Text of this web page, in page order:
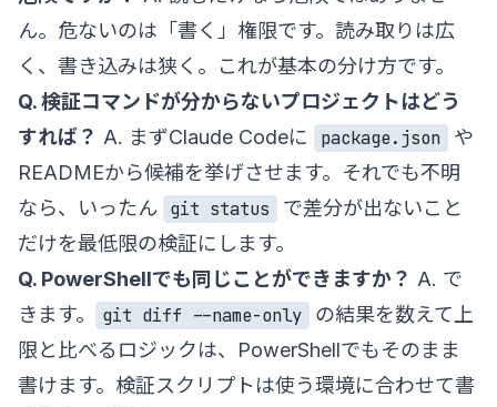
ん。危ないのは「書く」権限です。読み取りは広
く、書き込みは狭く。これが基本の分け方です。
Q. 検証コマンドが分からないプロジェクトはどう
すれば？ A. まずClaude Codeに package.json
や
READMEから候補を挙げさせます。それでも不明
なら、いったん git status
で差分が出ないこと
だけを最低限の検証にします。
Q. PowerShellでも同じことができますか？ A. で
きます。
git diff --name-only
の結果を数えて上
限と比べるロジックは、PowerShellでもそのまま
書けます。検証スクリプトは使う環境に合わせて書